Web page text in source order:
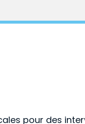
pour des